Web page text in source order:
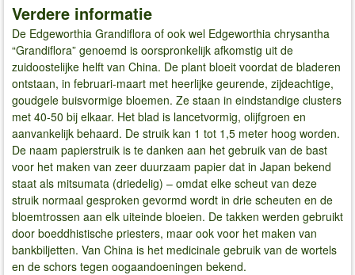
Verdere informatie
De Edgeworthia Grandiflora of ook wel Edgeworthia chrysantha
“Grandiflora” genoemd is oorspronkelijk afkomstig uit de
zuidoostelijke helft van China. De plant bloeit voordat de bladeren
ontstaan, in februari-maart met heerlijke geurende, zijdeachtige,
goudgele buisvormige bloemen. Ze staan in eindstandige clusters
met 40-50 bij elkaar. Het blad is lancetvormig, olijfgroen en
aanvankelijk behaard. De struik kan 1 tot 1,5 meter hoog worden.
De naam papierstruik is te danken aan het gebruik van de bast
voor het maken van zeer duurzaam papier dat in Japan bekend
staat als mitsumata (driedelig) – omdat elke scheut van deze
struik normaal gesproken gevormd wordt in drie scheuten en de
bloemtrossen aan elk uiteinde bloeien. De takken werden gebruikt
door boeddhistische priesters, maar ook voor het maken van
bankbiljetten. Van China is het medicinale gebruik van de wortels
en de schors tegen oogaandoeningen bekend.